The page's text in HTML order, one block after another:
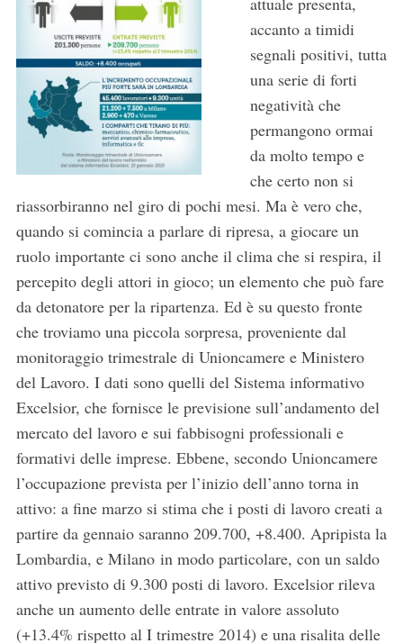
accanto a timidi
segnali positivi, tutta
una serie di forti
negatività che
permangono ormai
da molto tempo e
che certo non si
riassorbiranno nel giro di pochi mesi. Ma è vero che,
quando si comincia a parlare di ripresa, a giocare un
ruolo importante ci sono anche il clima che si respira, il
percepito degli attori in gioco; un elemento che può fare
da detonatore per la ripartenza. Ed è su questo fronte
che troviamo una piccola sorpresa, proveniente dal
monitoraggio trimestrale di Unioncamere e Ministero
del Lavoro. I dati sono quelli del Sistema informativo
Excelsior, che fornisce le previsione sull’andamento del
mercato del lavoro e sui fabbisogni professionali e
formativi delle imprese. Ebbene, secondo Unioncamere
l’occupazione prevista per l’inizio dell’anno torna in
attivo: a fine marzo si stima che i posti di lavoro creati a
partire da gennaio saranno 209.700, +8.400. Apripista la
Lombardia, e Milano in modo particolare, con un saldo
attivo previsto di 9.300 posti di lavoro. Excelsior rileva
anche un aumento delle entrate in valore assoluto
(+13.4% rispetto al I trimestre 2014) e una risalita delle